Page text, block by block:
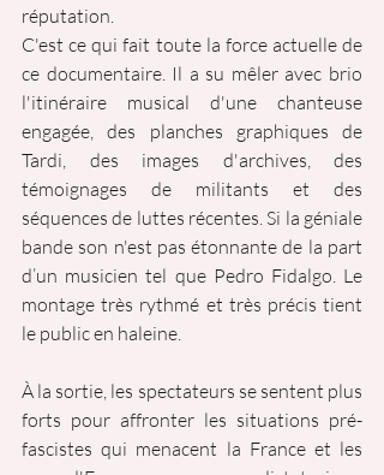
réputation.
C'est ce qui fait toute la force actuelle de
ce documentaire. Il a su mêler avec brio
l'itinéraire musical d'une chanteuse
engagée, des planches graphiques de
Tardi, des images d'archives, des
témoignages de militants et des
séquences de luttes récentes. Si la géniale
bande son n'est pas étonnante de la part
d’un musicien tel que Pedro Fidalgo. Le
montage très rythmé et très précis tient
le public en haleine.
À la sortie, les spectateurs se sentent plus
forts pour affronter les situations pré-
fascistes qui menacent la France et les